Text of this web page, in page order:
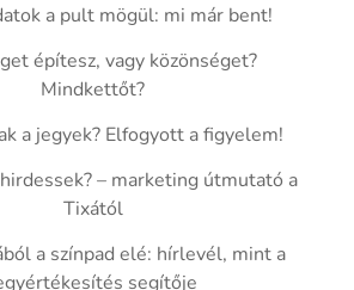
a pult mögül: mi már bent!
építesz, vagy közönséget?
Mindkettőt?
a jegyek? Elfogyott a figyelem!
– marketing útmutató a
Tixától
a színpad elé: hírlevél, mint a
segítője